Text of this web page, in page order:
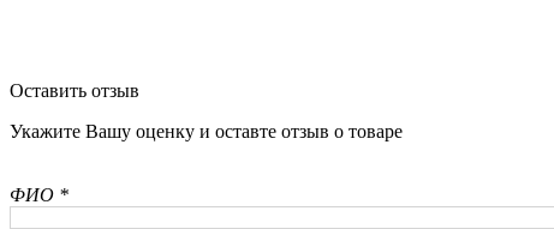
Оставить отзыв
Укажите Вашу оценку и оставте отзыв о товаре
ФИО *